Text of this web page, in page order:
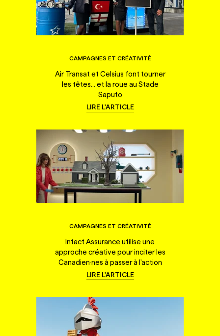
CAMPAGNES ET CRÉATIVITÉ
Air Transat et Celsius font tourner
les têtes... et la roue au Stade
Saputo
LIRE L'ARTICLE
CAMPAGNES ET CRÉATIVITÉ
Intact Assurance utilise une
approche créative pour inciter les
Canadien·nes à passer à l'action
LIRE L'ARTICLE